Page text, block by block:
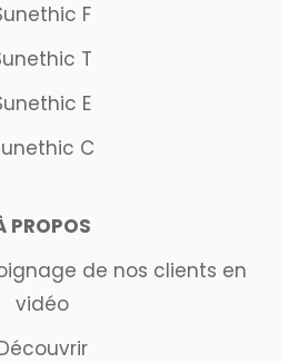
F
T
E
C
PROPOS
de nos clients en
vidéo